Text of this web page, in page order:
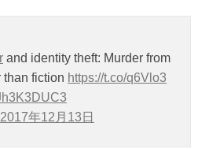
and identity theft: Murder from
than fiction https://t.co/q6Vlo3
2017年12月13日